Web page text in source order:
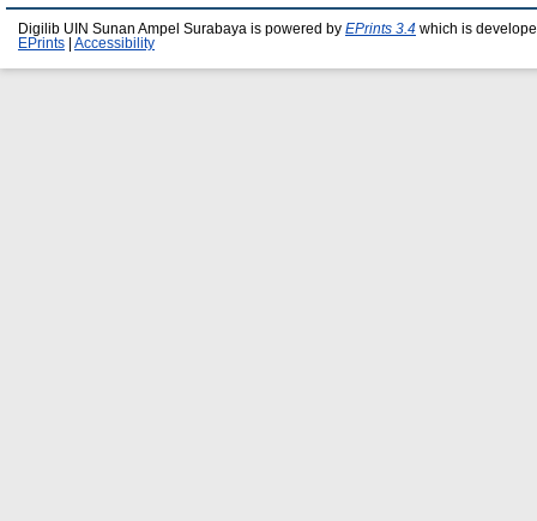
Digilib UIN Sunan Ampel Surabaya is powered by EPrints 3.4 which is
EPrints
Accessibility